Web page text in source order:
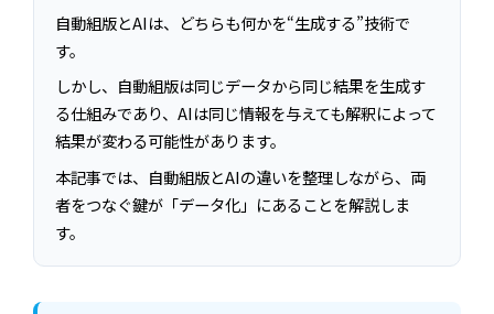
自動組版とAIは、どちらも何かを“生成する”技術で
す。
しかし、自動組版は同じデータから同じ結果を生成す
る仕組みであり、AIは同じ情報を与えても解釈によって
結果が変わる可能性があります。
本記事では、自動組版とAIの違いを整理しながら、両
者をつなぐ鍵が「データ化」にあることを解説しま
す。